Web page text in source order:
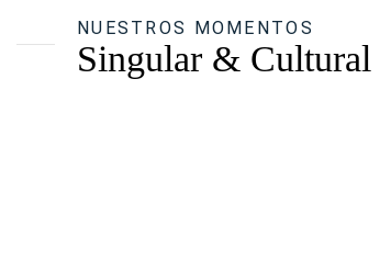
NUESTROS MOMENTOS
Singular & Cultural